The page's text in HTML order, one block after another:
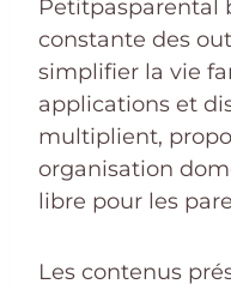
Petitpasparental
constante des
simplifier la vie
applications et
multiplient,
organisation
libre pour les
Les contenus